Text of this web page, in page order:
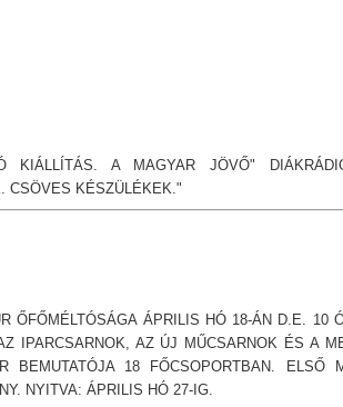
KIÁLLÍTÁS. A MAGYAR JÖVŐ"
CSÖVES KÉSZÜLÉKEK."
ŐFŐMÉLTÓSÁGA ÁPRILIS HÓ 18-ÁN D.E. 10
IPARCSARNOK, AZ ÚJ MŰCSARNOK ÉS A
BEMUTATÓJA 18 FŐCSOPORTBAN. ELSŐ
NYITVA: ÁPRILIS HÓ 27-IG.